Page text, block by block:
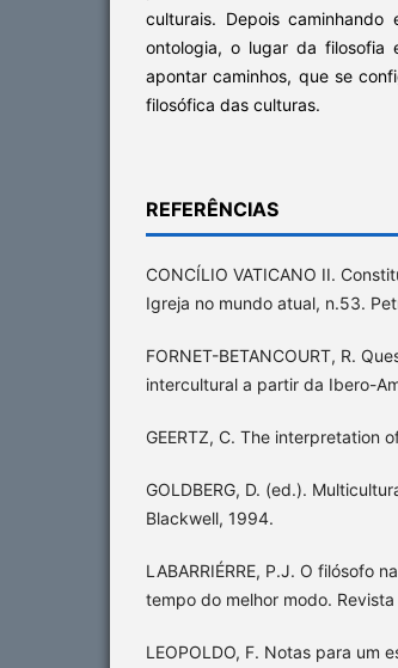
culturais. Depois
ontologia, o lugar da filosofia
apontar caminhos, que se
filosófica das culturas.
REFERÊNCIAS
CONCÍLIO VATICANO II.
Igreja no mundo atual, n.53.
FORNET-BETANCOURT, R.
intercultural a partir da Ibero-
GEERTZ, C. The interpretation
GOLDBERG, D. (ed.).
Blackwell, 1994.
LABARRIÉRRE, P.J. O filósofo
tempo do melhor modo.
LEOPOLDO, F. Notas para um